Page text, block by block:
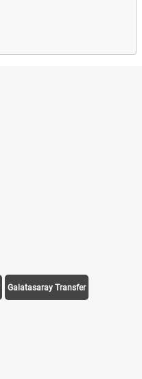
Galatasaray Transfer